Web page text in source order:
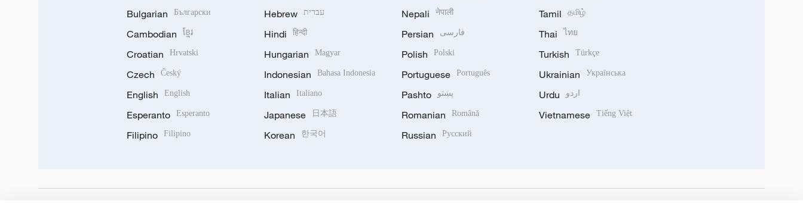
Bulgarian Български
Cambodian ខ្មែរ
Croatian Hrvatski
Czech Český
English English
Esperanto Esperanto
Filipino Filipino
Hebrew עברית
Hindi हिन्दी
Hungarian Magyar
Indonesian Bahasa Indonesia
Italian Italiano
Japanese 日本語
Korean 한국어
Nepali नेपाली
Persian فارسی
Polish Polski
Portuguese Português
Pashto پښتو
Romanian Română
Russian Русский
Tamil தமிழ்
Thai ไทย
Turkish Türkçe
Ukrainian Українська
Urdu اردو
Vietnamese Tiếng Việt